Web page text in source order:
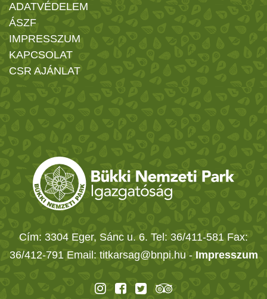
ADATVÉDELEM
ÁSZF
IMPRESSZUM
KAPCSOLAT
CSR AJÁNLAT
Cím: 3304 Eger, Sánc u. 6. Tel: 36/411-581 Fax:
36/412-791 Email: titkarsag@bnpi.hu - Impresszum